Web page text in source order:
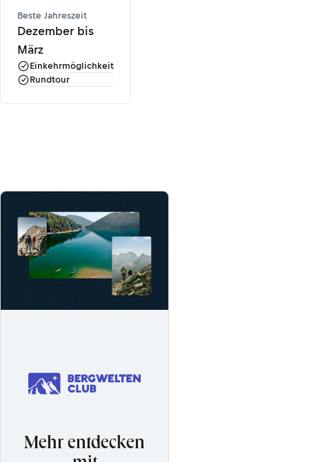
Beste Jahreszeit
Dezember bis
März
Einkehrmöglichkeit
Rundtour
Mehr entdecken